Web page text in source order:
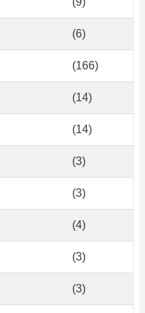
(6)
(166)
(14)
(14)
(3)
(3)
(4)
(3)
(3)